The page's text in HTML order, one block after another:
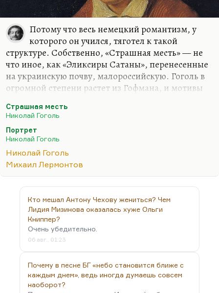
Потому что весь немецкий романтизм, у
которого он учился, тяготел к такой
структуре. Собственно, «Страшная месть» — не
что иное, как «Эликсиры Сатаны», перенесенные
на украинскую почву, малороссийскую. Гоголь в
огромной степени растет из Гофмана, и мотивы
мотивы рокового преследования, родового
«Мельмоте-скитальце», или гофмановские в
братьях» или в «Майорате»,— они ему очень
хорошо известны, и это стандартная структура
все разъясняется.
Другое дело, что композиция «Страшной мести»
от этого не становится…
Страшная месть
Николай Гоголь
Портрет
Николай Гоголь
Николай Гоголь
Михаил Лермонтов
Кто мешал Антону Чехову жениться? Чем
Лидия Мизинова оказалась хуже Ольги
Книппер?
Очень убедительно.
06 авг., 01:23
Почему в песне БГ «небо становится ближе с
каждым днем», ведь иногда думаешь совсем
наоборот?